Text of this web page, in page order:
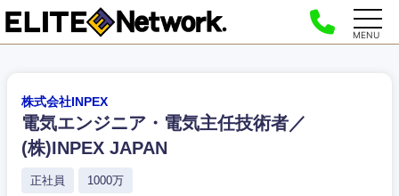
MENU
株式会社INPEX
電気エンジニア・電気主任技術者／
(株)INPEX JAPAN
正社員 1000万